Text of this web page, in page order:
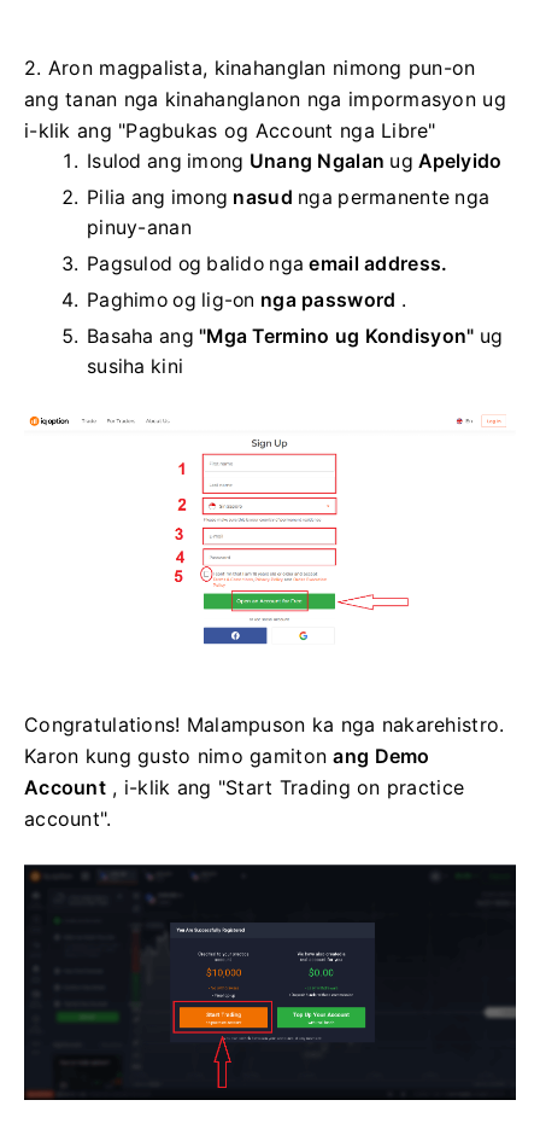
2. Aron magpalista, kinahanglan nimong pun-on
ang tanan nga kinahanglanon nga impormasyon ug
i-klik ang "Pagbukas og Account nga Libre"
Isulod ang imong Unang Ngalan ugApelyido
Pilia ang imong nasud nga permanente nga
pinuy-anan
Pagsulod og balido ngaemail address.
Paghimo og lig-on nga password .
Basaha ang"Mga Termino ug Kondisyon" ug
susiha kini
Congratulations! Malampuson ka nga nakarehistro.
Karon kung gusto nimo gamitonang Demo
Account, i-klik ang "Start Trading on practice
account".